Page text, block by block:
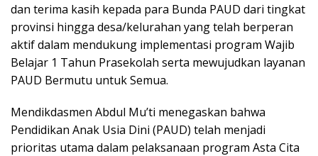
dan terima kasih kepada para Bunda PAUD dari tingkat
provinsi hingga desa/kelurahan yang telah berperan
aktif dalam mendukung implementasi program Wajib
Belajar 1 Tahun Prasekolah serta mewujudkan layanan
PAUD Bermutu untuk Semua.
Mendikdasmen Abdul Mu’ti menegaskan bahwa
Pendidikan Anak Usia Dini (PAUD) telah menjadi
prioritas utama dalam pelaksanaan program Asta Cita